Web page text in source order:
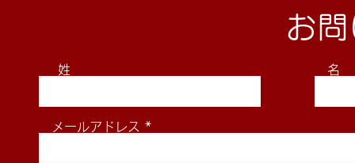
2026年8月29日(土)2026東
お
名
メールアドレス